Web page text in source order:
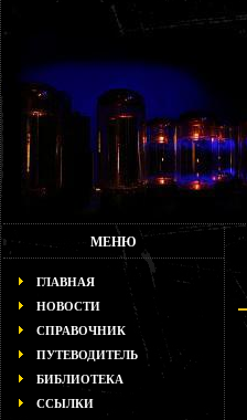
МЕНЮ
ГЛАВНАЯ
НОВОСТИ
СПРАВОЧНИК
ПУТЕВОДИТЕЛЬ
БИБЛИОТЕКА
ССЫЛКИ